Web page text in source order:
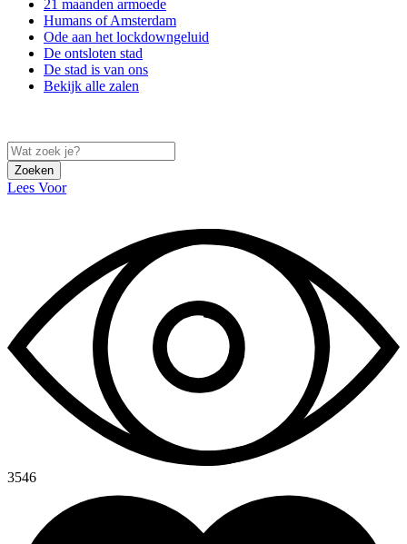
21 maanden armoede
Humans of Amsterdam
Ode aan het lockdowngeluid
De ontsloten stad
De stad is van ons
Bekijk alle zalen
Zoeken
Lees Voor
3546